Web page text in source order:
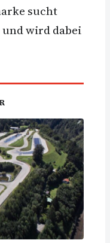
sucht
wird dabei